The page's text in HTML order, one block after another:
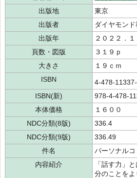
出版地
東京
出版者
ダイヤモンド
出版年
２０２２．１
頁数・図版
３１９ｐ
大きさ
１９ｃｍ
ISBN
4-478-
ISBN(新)
978-4-478-
本体価格
１６００
NDC分類(8版)
336.4
NDC分類(9版)
336.49
件名
パーソナル
内容紹介
「話す力」
分のことを